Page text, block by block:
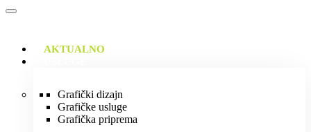
AKTUALNO
Grafički dizajn
Grafičke usluge
Grafička priprema